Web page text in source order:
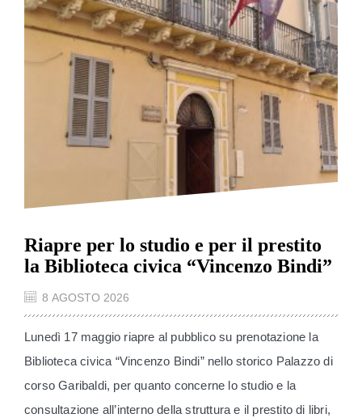
Riapre per lo studio e per il prestito
la Biblioteca civica “Vincenzo Bindi”
8 AGOSTO 2026
Lunedì 17 maggio riapre al pubblico su prenotazione la
Biblioteca civica “Vincenzo Bindi” nello storico Palazzo di
corso Garibaldi, per quanto concerne lo studio e la
consultazione all’interno della struttura e il prestito di libri,